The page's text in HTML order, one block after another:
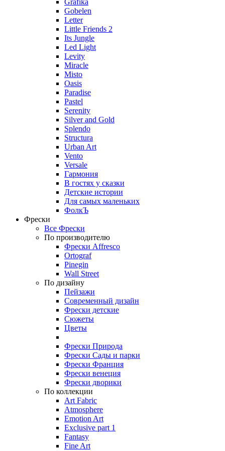
Grafika
Gobelen
Letter
Little Friends 2
Its Jungle
Led Light
Levity
Miracle
Misto
Oasis
Paradise
Pastel
Serenity
Silver and Gold
Splendo
Structura
Urban Art
Vento
Versale
Гармония
В гостях у сказки
Детские истории
Для самых маленьких
ФолкЪ
Фрески
Все Фрески
По производителю
Фрески Affresco
Ortograf
Pinegin
Wall Street
По дизайну
Пейзажи
Современный дизайн
Фрески детские
Сюжеты
Цветы
Фрески Природа
Фрески Сады и парки
Фрески Франция
Фрески венеция
Фрески дворики
По коллекции
Art Fabric
Atmosphere
Emotion Art
Exclusive part 1
Fantasy
Fine Art